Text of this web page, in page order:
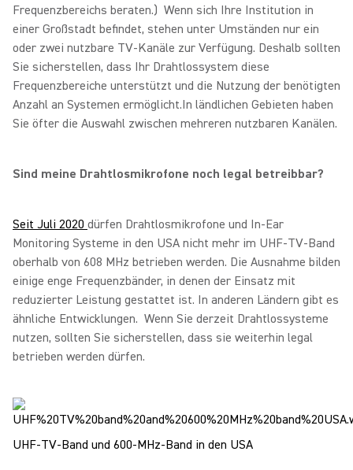
Frequenzbereichs beraten.) Wenn sich Ihre Institution in
einer Großstadt befindet, stehen unter Umständen nur ein
oder zwei nutzbare TV-Kanäle zur Verfügung. Deshalb sollten
Sie sicherstellen, dass Ihr Drahtlossystem diese
Frequenzbereiche unterstützt und die Nutzung der benötigten
Anzahl an Systemen ermöglicht.In ländlichen Gebieten haben
Sie öfter die Auswahl zwischen mehreren nutzbaren Kanälen.
Sind meine Drahtlosmikrofone noch legal betreibbar?
Seit Juli 2020 dürfen Drahtlosmikrofone und In-Ear
Monitoring Systeme in den USA nicht mehr im UHF-TV-Band
oberhalb von 608 MHz betrieben werden. Die Ausnahme bilden
einige enge Frequenzbänder, in denen der Einsatz mit
reduzierter Leistung gestattet ist. In anderen Ländern gibt es
ähnliche Entwicklungen. Wenn Sie derzeit Drahtlossysteme
nutzen, sollten Sie sicherstellen, dass sie weiterhin legal
betrieben werden dürfen.
UHF-TV-Band und 600-MHz-Band in den USA